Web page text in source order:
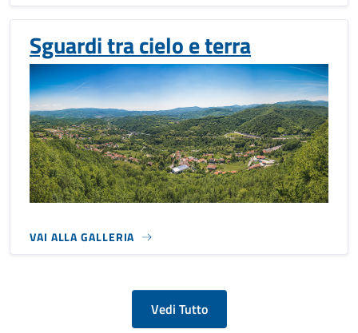
Sguardi tra cielo e terra
VAI ALLA GALLERIA
Vedi Tutto